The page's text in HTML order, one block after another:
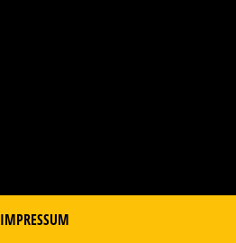
IMPRESSUM